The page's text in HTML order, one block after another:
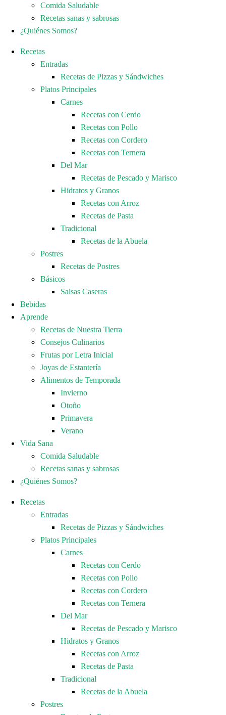
Comida Saludable
Recetas sanas y sabrosas
¿Quiénes Somos?
Recetas
Entradas
Recetas de Pizzas y Sándwiches
Platos Principales
Carnes
Recetas con Cerdo
Recetas con Pollo
Recetas con Cordero
Recetas con Ternera
Del Mar
Recetas de Pescado y Marisco
Hidratos y Granos
Recetas con Arroz
Recetas de Pasta
Tradicional
Recetas de la Abuela
Postres
Recetas de Postres
Básicos
Salsas Caseras
Bebidas
Aprende
Recetas de Nuestra Tierra
Consejos Culinarios
Frutas por Letra Inicial
Joyas de Estantería
Alimentos de Temporada
Invierno
Otoño
Primavera
Verano
Vida Sana
Comida Saludable
Recetas sanas y sabrosas
¿Quiénes Somos?
Recetas
Entradas
Recetas de Pizzas y Sándwiches
Platos Principales
Carnes
Recetas con Cerdo
Recetas con Pollo
Recetas con Cordero
Recetas con Ternera
Del Mar
Recetas de Pescado y Marisco
Hidratos y Granos
Recetas con Arroz
Recetas de Pasta
Tradicional
Recetas de la Abuela
Postres